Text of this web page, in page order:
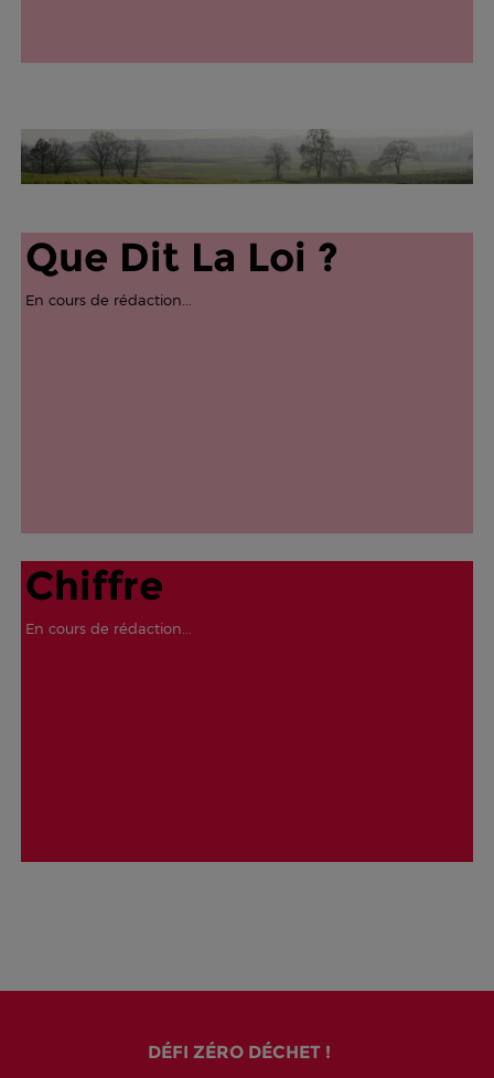
Que Dit La Loi ?
En cours de rédaction...
Chiffre
En cours de rédaction...
DÉFI ZÉRO DÉCHET !